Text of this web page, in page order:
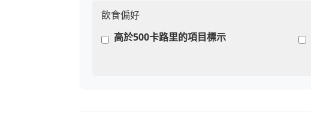
飲食偏好
高於500卡路里的項目標示